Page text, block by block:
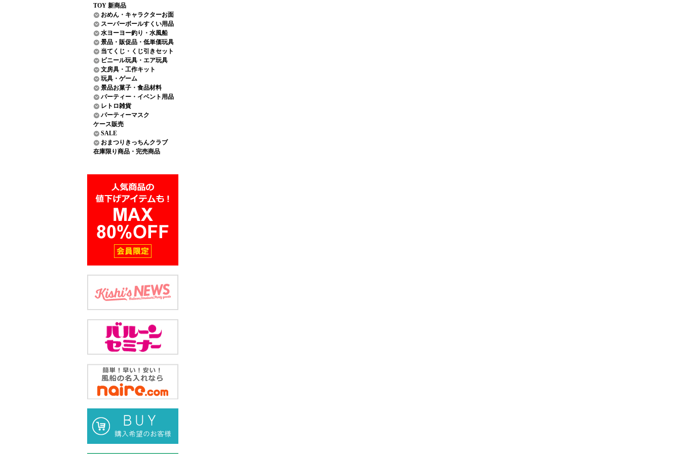
TOY 新商品
おめん・キャラクターお面
スーパーボールすくい用品
水ヨーヨー釣り・水風船
景品・販促品・低単価玩具
当てくじ・くじ引きセット
ビニール玩具・エア玩具
文房具・工作キット
玩具・ゲーム
景品お菓子・食品材料
パーティー・イベント用品
レトロ雑貨
パーティーマスク
ケース販売
SALE
おまつりきっちんクラブ
在庫限り商品・完売商品